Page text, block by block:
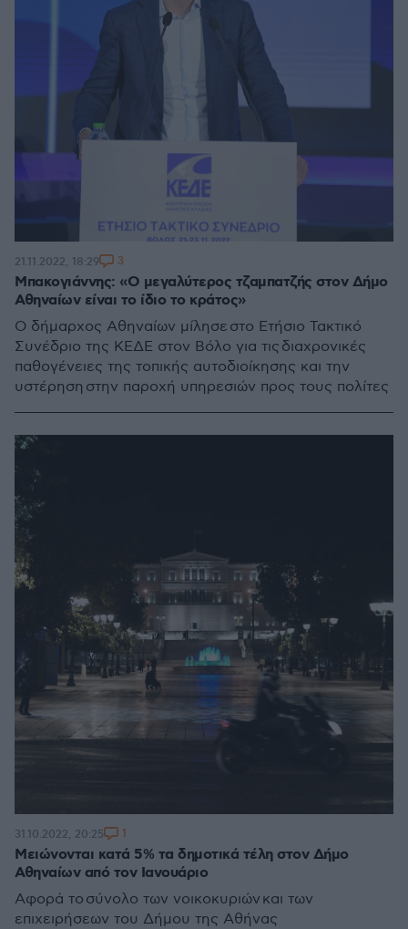
Μπακογιάννης: «Ο μεγαλύτερος τζαμπατζής στον Δήμο
Αθηναίων είναι το ίδιο το κράτος»
Ο δήμαρχος Αθηναίων μίλησε στο Ετήσιο Τακτικό
Συνέδριο της ΚΕΔΕ στον Βόλο για τις διαχρονικές
παθογένειες της τοπικής αυτοδιοίκησης και την
υστέρηση στην παροχή υπηρεσιών προς τους πολίτες
21.11.2022, 18:29 3
Μειώνονται κατά 5% τα δημοτικά τέλη στον Δήμο
Αθηναίων από τον Ιανουάριο
Aφορά το σύνολο των νοικοκυριών και των
επιχειρήσεων του Δήμου της Αθήνας
31.10.2022, 20:25 1